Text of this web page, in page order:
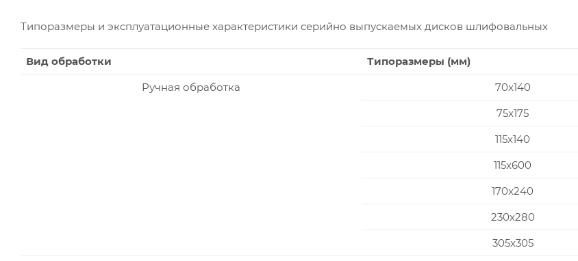
Типоразмеры и эксплуатационные характеристики серийно выпускаемых дисков шлифовальных
Вид обработки
Типоразмеры (мм)
Ручная обработка
70x140
75x175
115x140
115x600
170x240
230x280
305x305